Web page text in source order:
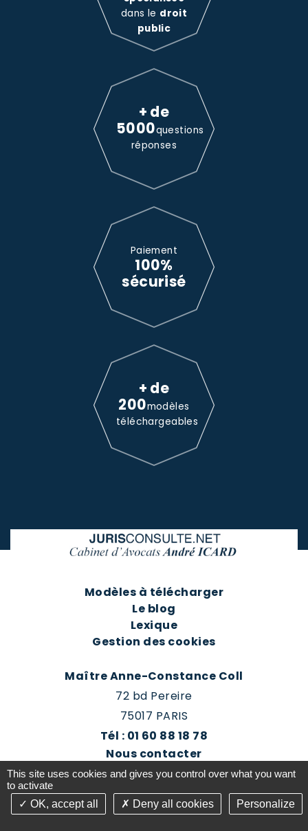
dans le droit
public
+ de
5000questions
réponses
Paiement
100%
sécurisé
+ de
200modèles
téléchargeables
Modèles à télécharger
Le blog
Lexique
Gestion des cookies
Maître Anne-Constance Coll
72 bd Pereire
75017 PARIS
Tél : 01 60 88 18 78
Nous contacter
Prendre rendez-vous
This site uses cookies and gives you control over what you want
to activate
OK, accept all
Deny all cookies Personalize